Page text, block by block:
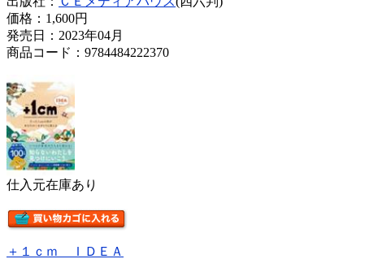
価格： 1,600円
発売日：2023年04月
商品コード：9784484222370
仕入元在庫あり
＋１ｃｍ ＩＤＥＡ